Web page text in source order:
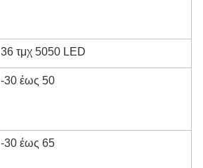
36 τμχ 5050 LED
-30 έως 50
-30 έως 65